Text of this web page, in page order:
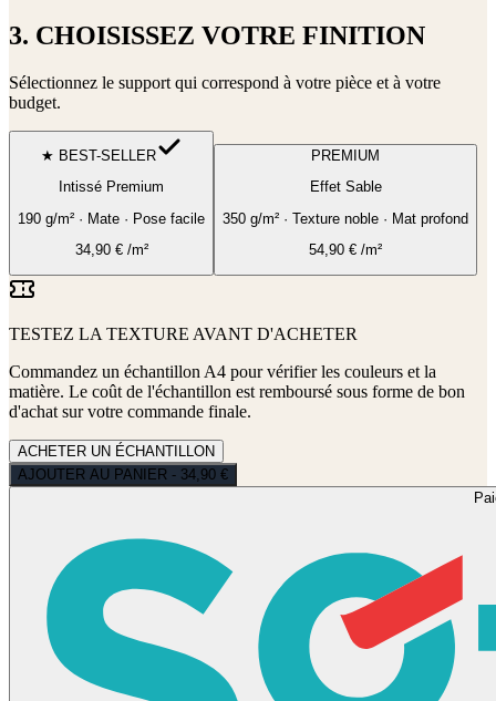
3. CHOISISSEZ VOTRE FINITION
Sélectionnez le support qui correspond à votre pièce et à votre
budget.
★ BEST-SELLER
Intissé Premium
190 g/m² · Mate · Pose facile
34,90€/m²
PREMIUM
Effet Sable
350 g/m² · Texture noble · Mat profond
54,90 € /m²
TESTEZ LA TEXTURE AVANT D'ACHETER
Commandez un échantillon A4 pour vérifier les couleurs et la
matière. Le coût de l'échantillon est remboursé sous forme de bon
d'achat sur votre commande finale.
ACHETER UN ÉCHANTILLON
AJOUTER AU PANIER - 34,90 €